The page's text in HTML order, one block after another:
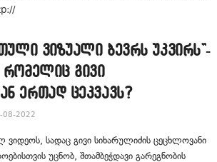
ვიზუალი ბევრს უკვირს”-
გივი
ერთად ცეკვავს?
2022
ვიდეოს, სადაც გივი სიხარულიძის ცეცხლოვანი
უცნობ, შთამბეჭდავი გარეგნობის